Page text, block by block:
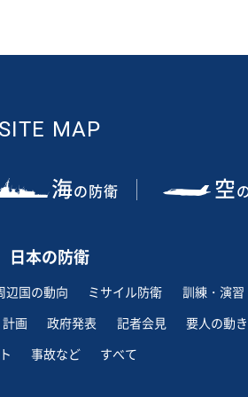
SITE MAP
海の防衛 空
日本の防衛
辺国の動向 ミサイル防衛
訓練・演習
画 政府発表 記者会見
要人の動き
事故など すべて